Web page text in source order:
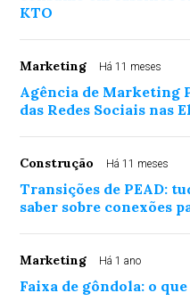
KTO
Marketing Há 11 meses
Agência de Marketing
das Redes Sociais nas
Construção Há 11 meses
Transições de PEAD:
saber sobre conexões
Marketing Há 1 ano
Faixa de gôndola: o